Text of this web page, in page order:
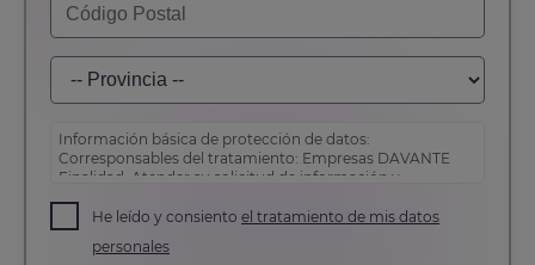
Información básica de protección de datos:
Corresponsables del tratamiento: Empresas DAVANTE
Finalidad: Atender su solicitud de información y
Derechos: Puede acceder, rectificar y suprimir sus
datos, así como otros derechos tal y como se explica en
nuestrapolítica de privacidad
He leído y consiento el tratamiento de mis datos
personales